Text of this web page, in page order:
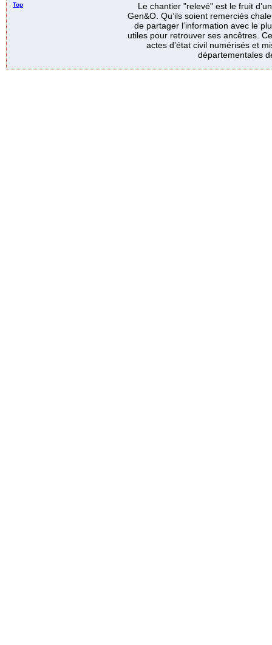
Top
Le chantier "relevé" est le fruit
Gen&O. Qu’ils soient remerciés
de partager l’information avec le
utiles pour retrouver ses ancêtres.
actes d’état civil numérisés et
départementales